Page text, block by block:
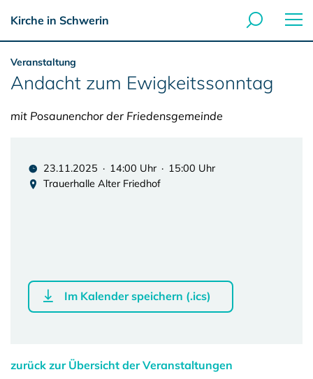
Kirche in Schwerin
Veranstaltung
Andacht zum Ewigkeitssonntag
mit Posaunenchor der Friedensgemeinde
23.11.2025 · 14:00 Uhr · 15:00 Uhr
Trauerhalle Alter Friedhof
Im Kalender speichern (.ics)
zurück zur Übersicht der Veranstaltungen